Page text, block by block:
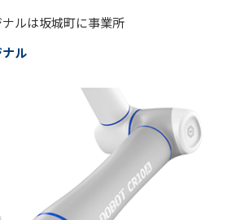
ルは坂城町に事業所
ル